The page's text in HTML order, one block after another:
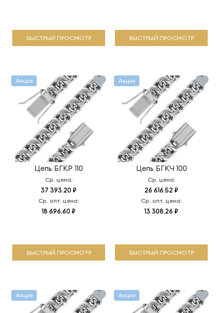
БЫСТРЫЙ ПРОСМОТР БЫСТРЫЙ ПРОСМОТР
Цепь БГКР 110
Ср. цена:
37 393.20 ₽
Ср. опт. цена:
18 696.60 ₽
Акция
БЫСТРЫЙ ПРОСМОТР
Цепь БГКЧ 100
Ср. цена:
26 616.52 ₽
Ср. опт. цена:
13 308.26 ₽
Акция
БЫСТРЫЙ ПРОСМОТР
Акция Акция